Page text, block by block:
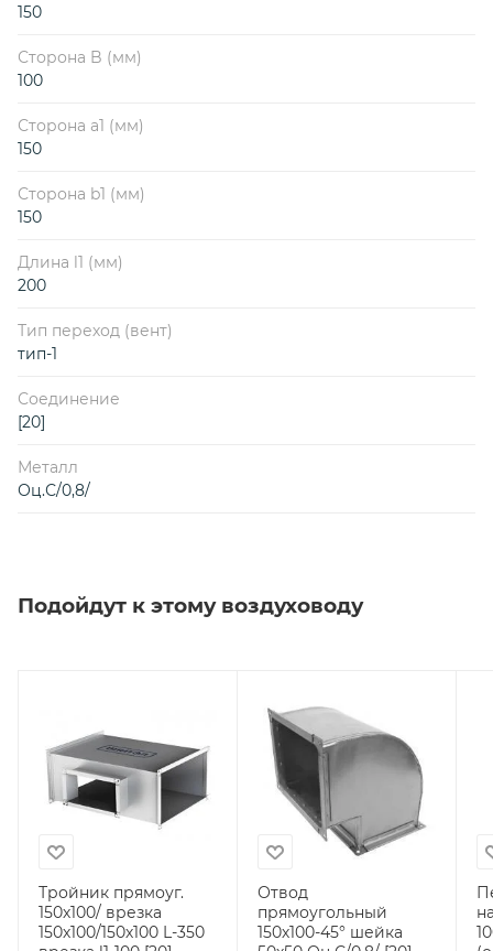
150
Сторона B (мм)
100
Сторона a1 (мм)
150
Сторона b1 (мм)
150
Длина l1 (мм)
200
Тип переход (вент)
тип-1
Соединение
[20]
Металл
Оц.С/0,8/
Подойдут к этому воздуховоду
Тройник прямоуг.
150х100/ врезка
150х100/150х100 L-350
Отвод
прямоугольный
150х100-45° шейка